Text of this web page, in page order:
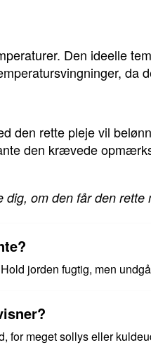
Den ideelle
da
den rette pleje vil
den krævede
om den får den
jorden fugtig, men
for meget sollys eller